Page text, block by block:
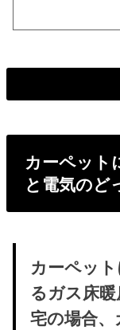
カーペット
と電気のど
カーペッ
るガス床
宅の場合